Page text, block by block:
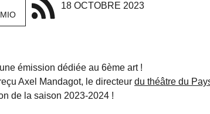
18 OCTOBRE 2023
émission dédiée au 6ème art !
Axel Mandagot, le directeur du théâtre du
de la saison 2023-2024 !